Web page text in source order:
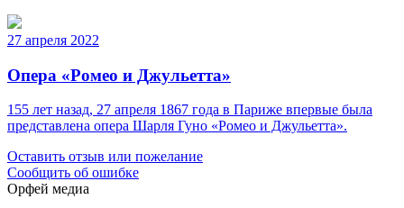
27 апреля 2022
Опера «Ромео и Джульетта»
155 лет назад, 27 апреля 1867 года в Париже впервые была
представлена опера Шарля Гуно «Ромео и Джульетта».
Оставить отзыв или пожелание
Сообщить об ошибке
Орфей медиа